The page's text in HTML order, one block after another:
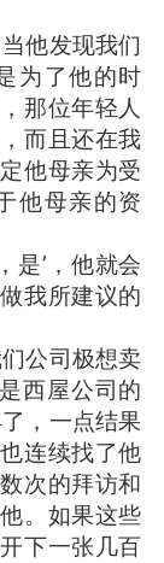
他发现我们
为了他的时
那位年轻人
而且还在我
他母亲为受
他母亲的资
’，他就会
我所建议的
公司极想卖
西屋公司的
，一点结果
连续找了他
次的拜访和
。如果这些
下一张几百